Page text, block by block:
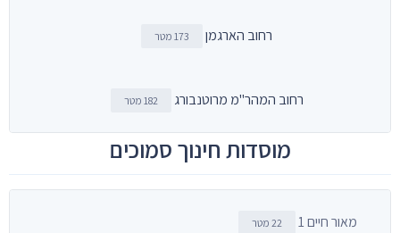
רחוב הארגמן 173 מטר
רחוב המהר"מ מרוטנבורג 182 מטר
מוסדות חינוך סמוכים
מאור חיים 1 22 מטר